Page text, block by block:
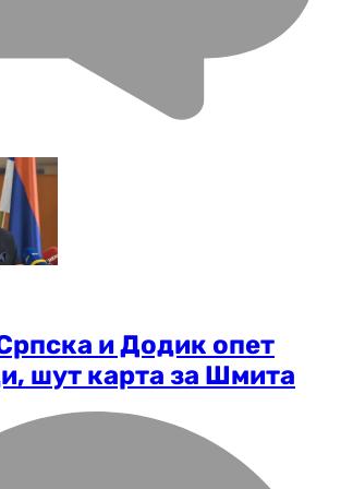
и Додик опет
шут карта за Шмита